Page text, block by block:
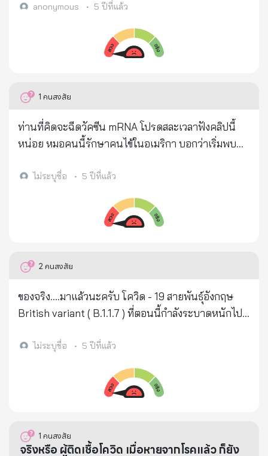
มีอยู่ทั้งหมดของประชาชนมากกว่า 17 ล้านคน ที่ได้รับวัค
และสหราชอาณาจักร ไม่พบหลักฐานเพิ่มความเสี่ยงของ
ลิ่มเลือดอุดกั้นในปอด ลิ่มเลือดอุดตันในหลอดเลือดดำ
ทุกเพศ ทุกล็อต หรือไม่ว่าจะในประเทศไหนๆ จริงหรือ
anonymous • 5 ปีที่แล้ว
1 คนสงสัย
ท่านที่คิดจะฉีดวัคซีน mRNA โปรดสละเวลาฟังคลิปนี้
หน่อย หมอคนนี้รักษาคนไข้ในอเมริกา บอกว่าเริ่มพบ
Disease), มะเร็งผิวหนัง (Melanoma) เพิ่มขึ้น 20 เท่า
วิด19 สามารถรักษาให้หายได้หากคนไข้ได้รับยา
Ivermectin ในระยะเริ่มต้น นั่นหมายถึงไม่ปล่อยให้ โรค
อักเสบที่ปอดนี้เองเป็นสาเหตุให้เนื้อปอดที่สามารถแลก
เหลวเริ่มจากไตวาย และตามด้วยตับวาย คนไข้จึงมีอัตรา
การเสียชีวิตได้รวดเร็ว อันเนื่องมาจากการอักเสบและ
แบ่งตัวของไวรัสแล้ว แต่สามารถพบเศษทรากไวรัสและ
จากการศึกษาทาง Microbiology พบว่าแค่เพียงหนาม
ไวรัส หรือ Spike Protein ก็ทำให้เกิดการอักเสบของ
นั้น Spike Protein จึงเป็นอาวุธสำคัญของโคโรนาไวรัส
นี้ แต่เขากลับนำอาวุธของ SARs-CoV2 มาทำวัคซีน นั่น
ไม่ระบุชื่อ • 5 ปีที่แล้ว
2คนสงสัย
ของจริง....มาแล้วนะครับ โควิด - 19 สายพันธุ์อังกฤษ
British variant ( B.1.1.7 ) ที่ตอนนี้กำลังระบาดหนักไป
แค่เริ่มต้น แค่เริ่มต้นจริงๆนะ ที่อังกฤษ ต้นทางของเจ้า
"หนึ่งแสนสองหมื่นคน" ช่วงที่พีคมากๆ มีคนตาย"ต่อวัน"
คือ พันกว่าคน (ตายวันละพันกว่านะครับ พันหก เกือบๆ
ดาวน์ที่อังกฤษตอนคริสมาสต์ มีการติดเชื้อแบบที่ติดกัน
ทั้งครอบครัว เข้าโรงพยาบาลกันทั้งครอบครัว และ ตาย
ไม่ระบุชื่อ • 5 ปีที่แล้ว
1 คนสงสัย
จริงหรือ ผู้ติดเชื้อโควิด เมื่อหายจากโรคแล้ว ก็ยัง